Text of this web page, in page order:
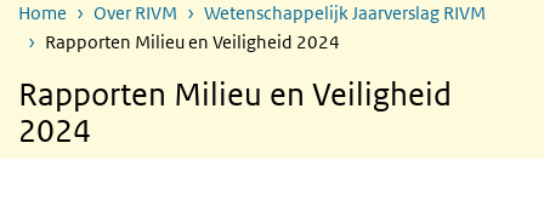
Home Over RIVM
Wetenschappelijk Jaarverslag RIVM
Rapporten Milieu en Veiligheid 2024
Rapporten Milieu en Veiligheid
2024